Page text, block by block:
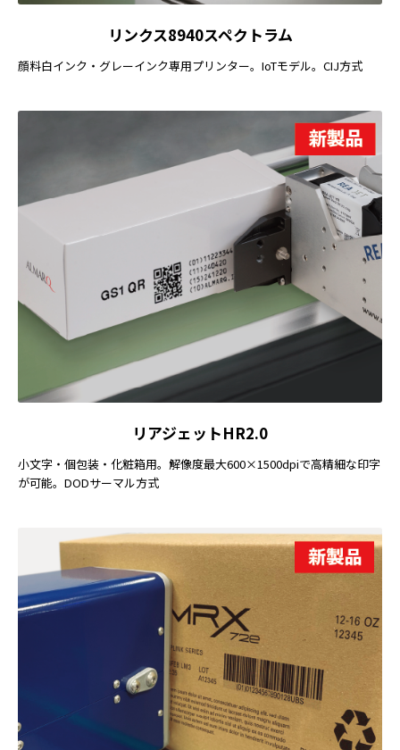
リンクス8940スペクトラム
顔料白インク・グレーインク専用プリンター。IoTモデル。CIJ方式
リアジェットHR2.0
小文字・個包装・化粧箱用。解像度最大600×1500dpiで高精細な印字
が可能。DODサーマル方式